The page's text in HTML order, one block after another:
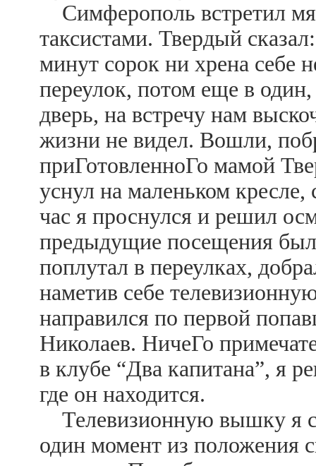
Симферополь встретил
таксистами. Твердый
минут сорок ни хрена себе
переулок, потом еще в
дверь, на встречу нам
жизни не видел. Вошли,
приГотовленноГо мамой
уснул на маленьком
час я проснулся и решил
предыдущие посещения
поплутал в переулках,
наметив себе
направился по первой
Николаев. НичеГо
в клубе “Два капитана”, я
где он находится.
Телевизионную вышку я
один момент из положения